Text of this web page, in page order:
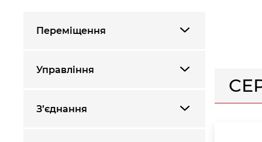
Переміщення
Управління
З’єднання